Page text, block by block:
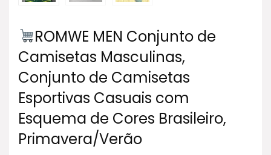
ROMWE MEN Conjunto de
Camisetas Masculinas,
Conjunto de Camisetas
Esportivas Casuais com
Esquema de Cores Brasileiro,
Primavera/Verão